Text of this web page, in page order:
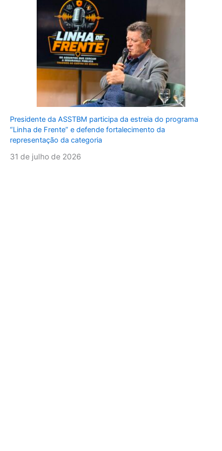
Presidente da ASSTBM participa da estreia do programa
“Linha de Frente” e defende fortalecimento da
representação da categoria
31 de julho de 2026